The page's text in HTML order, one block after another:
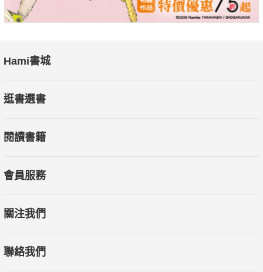
Hami書城
逛書選書
閱讀書籍
會員服務
關注我們
聯絡我們